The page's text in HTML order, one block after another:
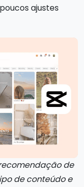
ajustes
de
de conteúdo e